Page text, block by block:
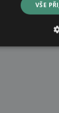
VŠE